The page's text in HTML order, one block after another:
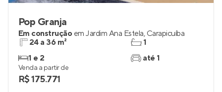
Pop Granja
Em construção em Jardim Ana Estela, Carapicuíba
24 a 36 m²
1 e 2
1
até 1
Venda a partir de
R$ 175.771